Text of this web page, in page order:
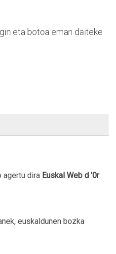
eta botoa eman daiteke
agertu dira Euskal Web d '0r
euskaldunen bozka